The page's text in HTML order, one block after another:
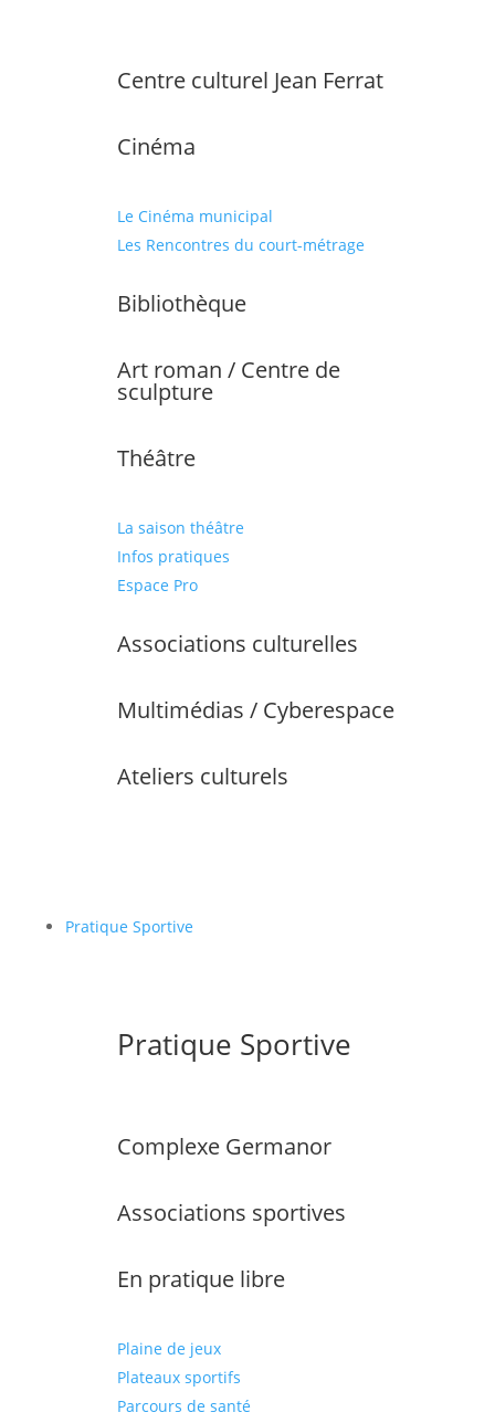
Centre culturel Jean Ferrat
Cinéma
Le Cinéma municipal
Les Rencontres du court-métrage
Bibliothèque
Art roman / Centre de
sculpture
Théâtre
La saison théâtre
Infos pratiques
Espace Pro
Associations culturelles
Multimédias / Cyberespace
Ateliers culturels
Pratique Sportive
Pratique Sportive
Complexe Germanor
Associations sportives
En pratique libre
Plaine de jeux
Plateaux sportifs
Parcours de santé